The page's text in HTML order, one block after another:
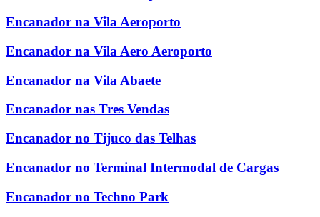
Encanador na Vila Aeroporto
Encanador na Vila Aero Aeroporto
Encanador na Vila Abaete
Encanador nas Tres Vendas
Encanador no Tijuco das Telhas
Encanador no Terminal Intermodal de Cargas
Encanador no Techno Park